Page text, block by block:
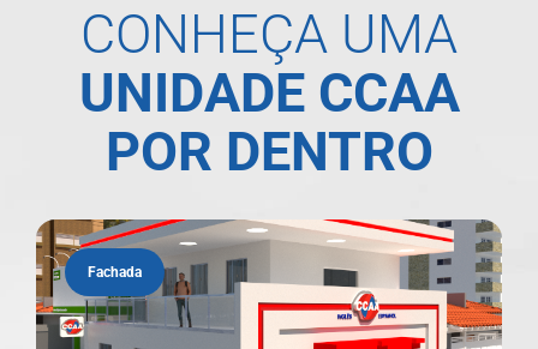
CONHEÇA UMA
UNIDADE CCAA
POR DENTRO
Fachada